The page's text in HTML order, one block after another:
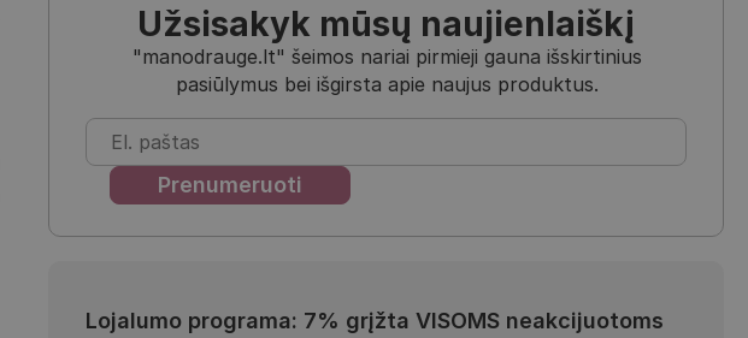
Užsisakyk mūsų naujienlaiškį
"manodrauge.lt" šeimos nariai pirmieji gauna išskirtinius
pasiūlymus bei išgirsta apie naujus produktus.
Lojalumo programa: 7% grįžta VISOMS neakcijuotoms